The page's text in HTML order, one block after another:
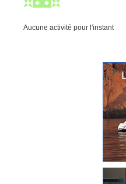
Aucune activité pour l'instant